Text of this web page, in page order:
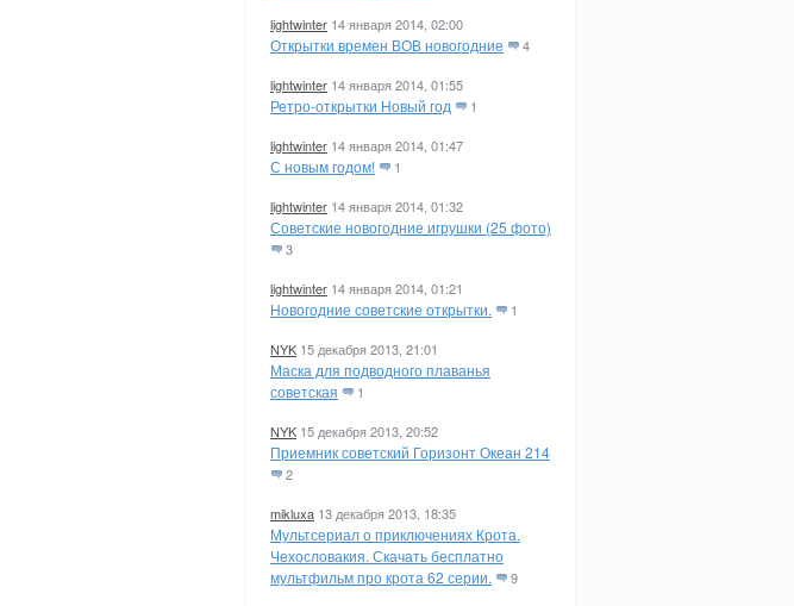
lightwinter 14 января 2014, 02:00
Открытки времен ВОВ новогодние 4
lightwinter 14 января 2014, 01:55
Ретро-открытки Новый год 1
lightwinter 14 января 2014, 01:47
С новым годом! 1
lightwinter 14 января 2014, 01:32
Советские новогодние игрушки (25 фото)
3
lightwinter 14 января 2014, 01:21
Новогодние советские открытки. 1
NYK 15 декабря 2013, 21:01
Маска для подводного плаванья
советская
1
NYK 15 декабря 2013, 20:52
Приемник советский Горизонт Океан 214
2
mikluxa 13 декабря 2013, 18:35
Мультсериал о приключениях Крота.
Чехословакия. Скачать бесплатно
мультфильм про крота 62 серии.
9